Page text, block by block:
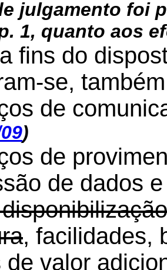
julgamento foi
1, quanto aos
fins do
se,
de
)
de
de dados
, facilidades,
de valor